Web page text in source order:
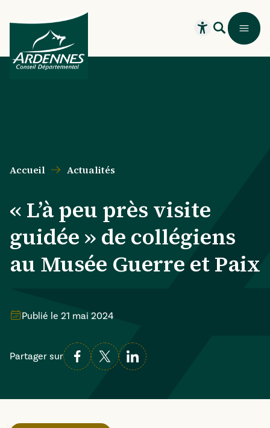
Recherche
Ouvrir leMenu
Accueil Actualités
« L’à peu près visite
guidée » de collégiens
au Musée Guerre et Paix
Publié le 21 mai 2024
Partager sur